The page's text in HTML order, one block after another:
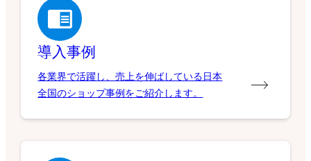
導入事例
各業界で活躍し、売上を伸ばしている日本
全国のショップ事例をご紹介します。